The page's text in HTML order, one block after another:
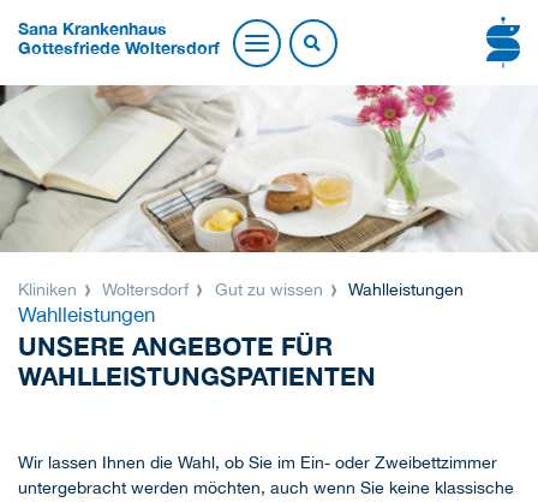
Sana Krankenhaus
Gottesfriede Woltersdorf
Kliniken Woltersdorf Gut zu wissen Wahlleistungen
Wahlleistungen
UNSERE ANGEBOTE FÜR
WAHLLEISTUNGSPATIENTEN
Wir lassen Ihnen die Wahl, ob Sie im Ein- oder Zweibettzimmer
untergebracht werden möchten, auch wenn Sie keine klassische